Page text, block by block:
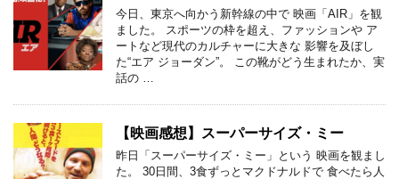
今日、東京へ向かう新幹線の中で 映画「AIR」を観
ました。 スポーツの枠を超え、ファッションや ア
ートなど現代のカルチャーに大きな 影響を及ぼし
た“エア ジョーダン”。 この靴がどう生まれたか、実
話の …
【映画感想】スーパーサイズ・ミー
昨日「スーパーサイズ・ミー」という 映画を観まし
た。 30日間、3食ずっとマクドナルドで 食べたら人